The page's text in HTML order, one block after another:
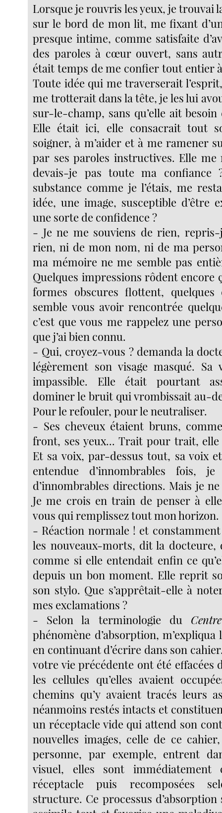
Lorsque je rouvris les yeux, je trouvai
sur le bord de mon lit, me fixant
presque intime, comme satisfaite
des paroles à cœur ouvert, sans
était temps de me confier tout entier
Toute idée qui me traverserait
me trotterait dans la tête, je les lui
sur-le-champ, sans qu’elle ait
Elle était ici, elle consacrait tout
soigner, à m’aider et à me ramener
par ses paroles instructives. Elle
devais-je pas toute ma confiance
substance comme je l’étais, me
idée, une image, susceptible d’être
une sorte de confidence ?
- Je ne me souviens de rien,
rien, ni de mon nom, ni de ma
ma mémoire ne me semble pas
Quelques impressions rôdent encore
formes obscures flottent,
semble vous avoir rencontrée
c’est que vous me rappelez une
que j’ai bien connu.
- Qui, croyez-vous ? demanda la
légèrement son visage masqué. Sa
impassible. Elle était pourtant
dominer le bruit qui vrombissait au-
Pour le refouler, pour le neutraliser.
- Ses cheveux étaient bruns,
front, ses yeux... Trait pour trait, elle
Et sa voix, par-dessus tout, sa voix
entendue d’innombrables fois, je
d’innombrables directions. Mais je
Je me crois en train de penser à
vous qui remplissez tout mon horizon.
- Réaction normale ! et
les nouveaux-morts, dit la docteure,
comme si elle entendait enfin ce
depuis un bon moment. Elle reprit
son stylo. Que s’apprêtait-elle à
mes exclamations ?
- Selon la terminologie du Centre
phénomène d’absorption,
en continuant d’écrire dans son
votre vie précédente ont été effacées
les cellules qu’elles avaient
chemins qu’y avaient tracés leurs
néanmoins restés intacts et
un réceptacle vide qui attend son
nouvelles images, celle de ce
personne, par exemple, entrent
visuel, elles sont immédiatement
réceptacle puis recomposées
structure. Ce processus d’absorption